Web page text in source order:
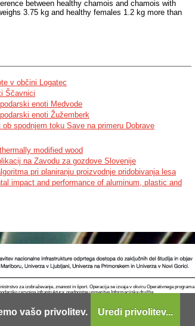
vašo privolitev. Uredi privolitev...
between healthy chamois and chamois with
3.75 kg and healthy females 1.2 kg more than
v občini Logatec
Ščavnici
enoti Medvode
enoti Žužemberk
spodnjem toku Save na primeru Dobrave
modified wood
na Zavodu za gozdove Slovenije
pri planiranju proizvodnje pridobivanja lesa
impact and performance of aluminum, plastic and
za izobraževanje, znanost in šport. Operacija se izvaja v okviru Operativnega programa
razvojna infrastruktura; prednostne usmeritve Informacijska družba.
Mobilno